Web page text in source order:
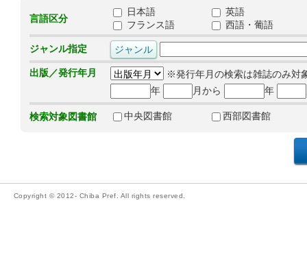
言語区分
日本語
英語
フランス語
西語・葡語
ジャンル指定
出版／発行年月
※発行年月の検索は雑誌のみ対
年
月から 年
検索対象図書館 中央図書館 西部図書館
Copyright © 2012- Chiba Pref. All rights reserved.